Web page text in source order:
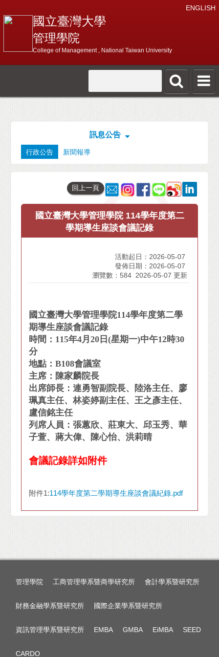
ENGLISH
國立臺灣大學
管理學院
College of Management , National Taiwan University
訊息公告
行政公告 新聞報導
回上一頁
國立臺灣大學管理學院 114學年度第二
學期導生座談會議記錄
活動起日：2026-05-07
發佈日期：2026-05-07
瀏覽數：584 2026-05-07 更新
國立臺灣大學管理學院114學年度第二學
期導生座談會議記錄
時間：115年4月20日(星期一)中午12時30
分
地點：B108會議室
主席：陳家麟院長
出席師長：連勇智副院長、陸洛主任、廖
珮真主任、林姿婷副主任、王之彥主任、
盧信銘主任
列席人員：張蕙欣、莊東大、邱玉秀、華
子萱、蔣大偉、陳心怡、洪莉晴
會議記錄詳如附件
附件1:114學年度第二學期導生座談會議紀錄.pdf
管理學院 工商管理學系暨商學研究所 會計學系暨研究所
財務金融學系暨研究所 國際企業學系暨研究所
資訊管理學系暨研究所 EMBA GMBA EiMBA SEED
CARDO